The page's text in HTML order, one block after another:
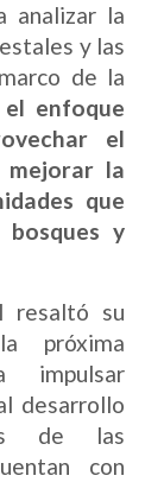
analizar la
y las
de la
el enfoque
el
la
que
y
resaltó su
próxima
impulsar
desarrollo
de las
con